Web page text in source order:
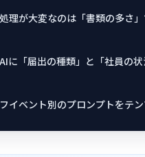
理が大変なのは「書類の多さ
に「届出の種類」と「社員の
イベント別のプロンプトをテ